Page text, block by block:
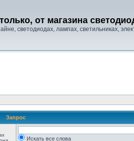
от магазина
светодиодах, лампах, светильниках,
Запрос
Искать все слова